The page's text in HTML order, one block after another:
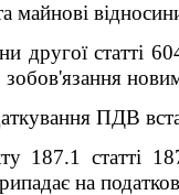
майнові
другої статті
зобов'язання
ПДВ
187.1 статті
на